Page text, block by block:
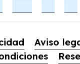
Aviso